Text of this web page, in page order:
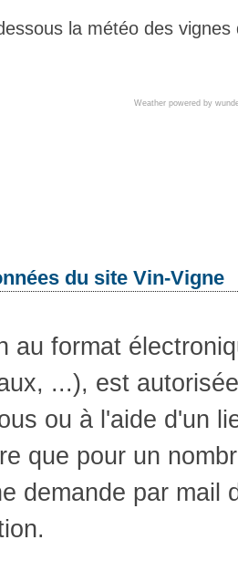
la météo des
Weather powered by
du site Vin-Vigne
au format
...), est
ou à l'aide d'un
que pour un
demande par mail